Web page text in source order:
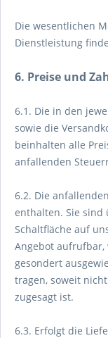
Die wesentlichen
Dienstleistung
6. Preise und
6.1. Die in den
sowie die
beinhalten alle
anfallenden
6.2. Die
enthalten. Sie sind
Schaltfläche auf
Angebot aufrufbar,
gesondert
tragen, soweit
zugesagt ist.
6.3. Erfolgt die